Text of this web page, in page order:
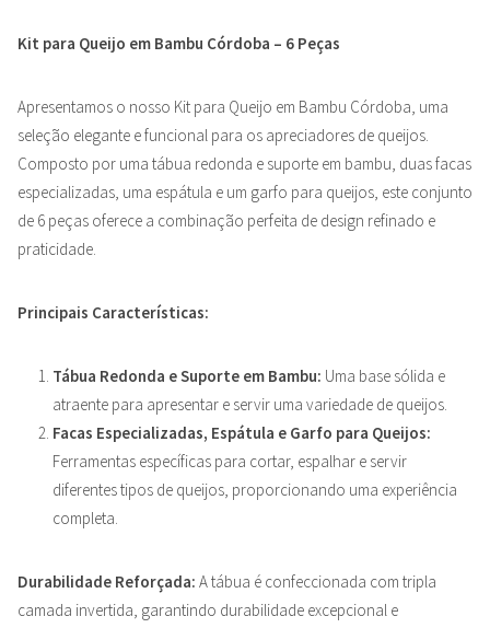
Kit para Queijo em Bambu Córdoba – 6 Peças
Apresentamos o nosso Kit para Queijo em Bambu Córdoba, uma
seleção elegante e funcional para os apreciadores de queijos.
Composto por uma tábua redonda e suporte em bambu, duas facas
especializadas, uma espátula e um garfo para queijos, este conjunto
de 6 peças oferece a combinação perfeita de design refinado e
praticidade.
Principais Características:
Tábua Redonda e Suporte em Bambu: Uma base sólida e
atraente para apresentar e servir uma variedade de queijos.
Facas Especializadas, Espátula e Garfo para Queijos:
Ferramentas específicas para cortar, espalhar e servir
diferentes tipos de queijos, proporcionando uma experiência
completa.
Durabilidade Reforçada: A tábua é confeccionada com tripla
camada invertida, garantindo durabilidade excepcional e